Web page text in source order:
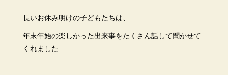
長いお休み明けの子どもたちは、
年末年始の楽しかった出来事をたくさん話して聞かせて
くれました